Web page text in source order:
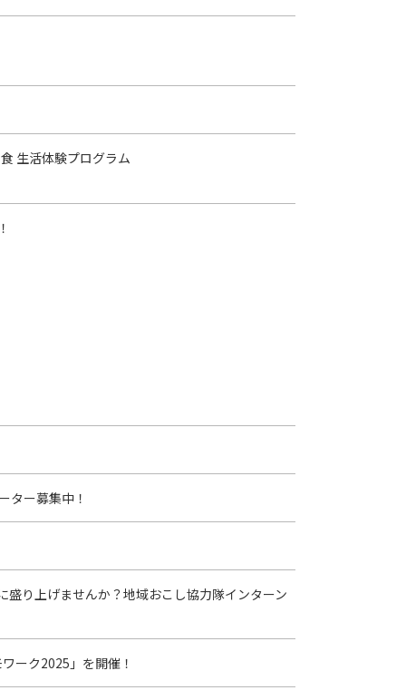
生活体験プログラム
ター募集中！
盛り上げませんか？地域おこし協力隊インターン
ーク2025」を開催！